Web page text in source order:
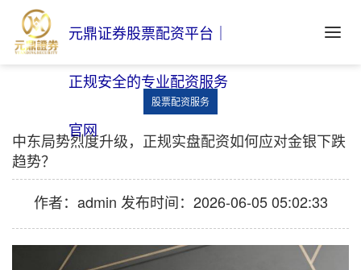
元鼎证券股票配资平台｜
正规安全的专业配资服务
官网
股票配资服务
中东局势烈度升级，正规实盘配资如何应对金银下跌
趋势？
作者：admin 发布时间：2026-06-05 05:02:33